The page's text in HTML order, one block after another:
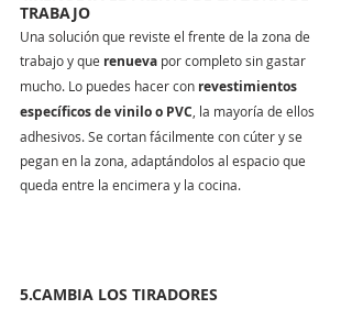
TRABAJO
Una solución que reviste el frente de la zona de
trabajo y que renueva por completo sin gastar
mucho. Lo puedes hacer con revestimientos
específicos de vinilo o PVC , la mayoría de ellos
adhesivos. Se cortan fácilmente con cúter y se
pegan en la zona, adaptándolos al espacio que
queda entre la encimera y la cocina.
5.CAMBIA LOS TIRADORES